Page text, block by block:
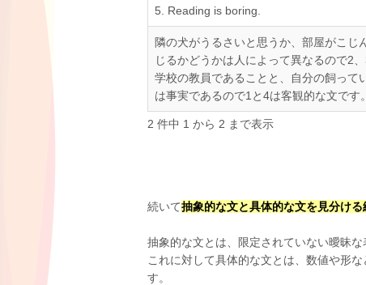
5. Reading is boring.
隣の犬がうるさいと思うか、部屋がこ
じるかどうかは人によって異なるので2
学校の教員であることと、自分の飼って
は事実であるので1と4は客観的な文です。
2 件中 1 から 2 まで表示
続いて抽象的な文と具体的な文を見分ける
抽象的な文とは、限定されていない曖昧な
これに対して具体的な文とは、数値や形
す。